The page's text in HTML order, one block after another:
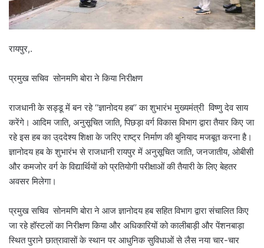
रायपुर,.
प्रमुख सचिव सोनमणि बोरा ने किया निरीक्षण
राजधानी के सड्डू में बन रहे ‘‘ज्ञानोदय हब’’ का शुभारंभ मुख्यमंत्री विष्णु देव साय
करेंगे। आदिम जाति, अनुसूचित जाति, पिछड़ा वर्ग विकास विभाग द्वारा तैयार किए जा
रहे इस हब का उ्ददेश्य शिक्षा के जरिए राष्ट्र निर्माण की बुनियाद मजबूत करना है।
ज्ञानोदय हब के शुभारंभ से राजधानी रायपुर में अनुसूचित जाति, जनजातीय, ओबीसी
और कमजोर वर्ग के विद्यार्थियों को प्रतियोगी परीक्षाओं की तैयारी के लिए बेहतर
अवसर मिलेगा।
प्रमुख सचिव सोनमणि बोरा ने आज ज्ञानोदय हब सहित विभाग द्वारा संचालित किए
जा रहे हॉस्टलों का निरीक्षण किया और अधिकारियों को कालीबाड़ी और पेंशनबाड़ा
स्थित पुराने छात्रावासों के स्थान पर आधुनिक सुविधाओं से लैस नया चार-चार